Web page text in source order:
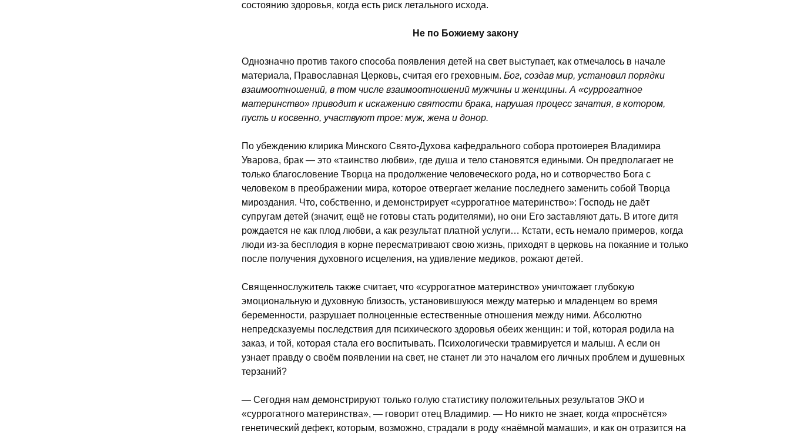
состоянию здоровья, когда есть риск летального исхода.
Не по Божиему закону
Однозначно против такого способа появления детей на свет выступает, как отмечалось в начале
материала, Православная Церковь, считая его греховным. Бог, создав мир, установил порядки
взаимоотношений, в том числе взаимоотношений мужчины и женщины. А «суррогатное
материнство» приводит к искажению святости брака, нарушая процесс зачатия, в котором,
пусть и косвенно, участвуют трое: муж, жена и донор.
По убеждению клирика Минского Свято-Духова кафедрального собора протоиерея Владимира
Уварова, брак — это «таинство любви», где душа и тело становятся едиными. Он предполагает не
только благословение Творца на продолжение человеческого рода, но и сотворчество Бога с
человеком в преображении мира, которое отвергает желание последнего заменить собой Творца
мироздания. Что, собственно, и демонстрирует «суррогатное материнство»: Господь не даёт
супругам детей (значит, ещё не готовы стать родителями), но они Его заставляют дать. В итоге дитя
рождается не как плод любви, а как результат платной услуги… Кстати, есть немало примеров, когда
люди из-за бесплодия в корне пересматривают свою жизнь, приходят в церковь на покаяние и только
после получения духовного исцеления, на удивление медиков, рожают детей.
Священнослужитель также считает, что «суррогатное материнство» уничтожает глубокую
эмоциональную и духовную близость, установившуюся между матерью и младенцем во время
беременности, разрушает полноценные естественные отношения между ними. Абсолютно
непредсказуемы последствия для психического здоровья обеих женщин: и той, которая родила на
заказ, и той, которая стала его воспитывать. Психологически травмируется и малыш. А если он
узнает правду о своём появлении на свет, не станет ли это началом его личных проблем и душевных
терзаний?
— Сегодня нам демонстрируют только голую статистику положительных результатов ЭКО и
«суррогатного материнства», — говорит отец Владимир. — Но никто не знает, когда «проснётся»
генетический дефект, которым, возможно, страдали в роду «наёмной мамаши», и как он отразится на